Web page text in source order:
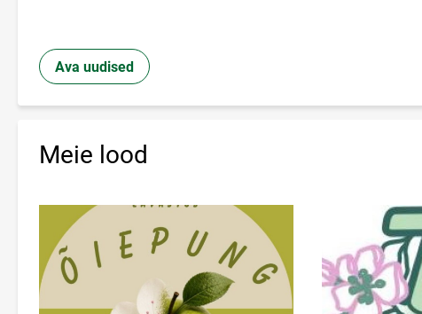
Ava uudised
Meie lood